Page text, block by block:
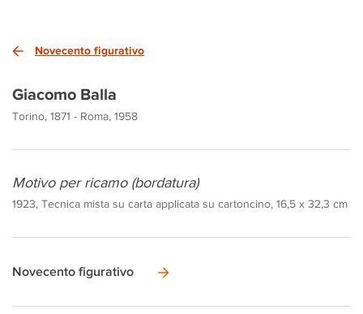
Novecento figurativo
Giacomo Balla
Torino, 1871 - Roma, 1958
Motivo per ricamo (bordatura)
1923, Tecnica mista su carta applicata su cartoncino, 16,5 x 32,3 cm
Novecento figurativo